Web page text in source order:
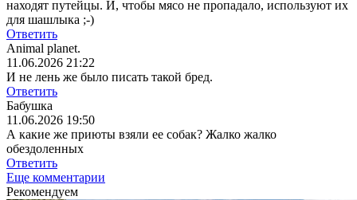
находят путейцы. И, чтобы мясо не пропадало, используют их
для шашлыка ;-)
Ответить
Animal planet.
11.06.2026 21:22
И не лень же было писать такой бред.
Ответить
Бабушка
11.06.2026 19:50
А какие же приюты взяли ее собак? Жалко жалко
обездоленных
Ответить
Еще комментарии
Рекомендуем